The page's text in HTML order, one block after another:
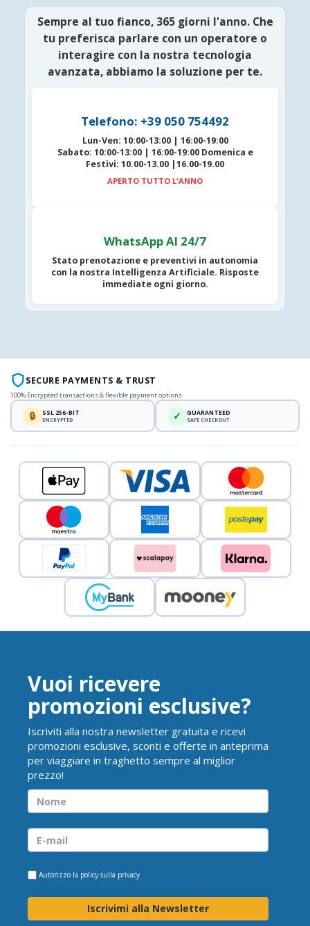
Sempre al tuo fianco, 365 giorni l'anno. Che
tu preferisca parlare con un operatore o
interagire con la nostra tecnologia
avanzata, abbiamo la soluzione per te.
Telefono: +39 050 754492
Lun-Ven: 10:00-13:00 | 16:00-19:00
Sabato: 10:00-13:00 | 16:00-19:00 Domenica e
Festivi: 10.00-13.00 |16.00-19.00
APERTO TUTTO L'ANNO
WhatsApp AI 24/7
Stato prenotazione e preventivi in autonomia
con la nostra Intelligenza Artificiale. Risposte
immediate ogni giorno.
SECURE PAYMENTS & TRUST
100% Encrypted transactions & flexible payment options
🔒 SSL 256-BIT
ENCRYPTED ✓ GUARANTEED
SAFE CHECKOUT
Vuoi ricevere
promozioni esclusive?
Iscriviti alla nostra newsletter gratuita e ricevi
promozioni esclusive, sconti e offerte in anteprima
per viaggiare in traghetto sempre al miglior
prezzo!
Autorizzo la policy sulla privacy
Iscrivimi alla Newsletter